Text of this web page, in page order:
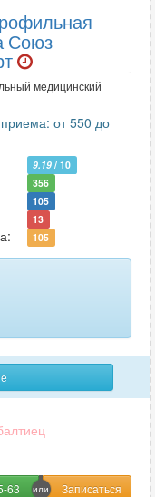
Союз
медицинский
от 550 до
9.19 / 10
356
105
13
105
63